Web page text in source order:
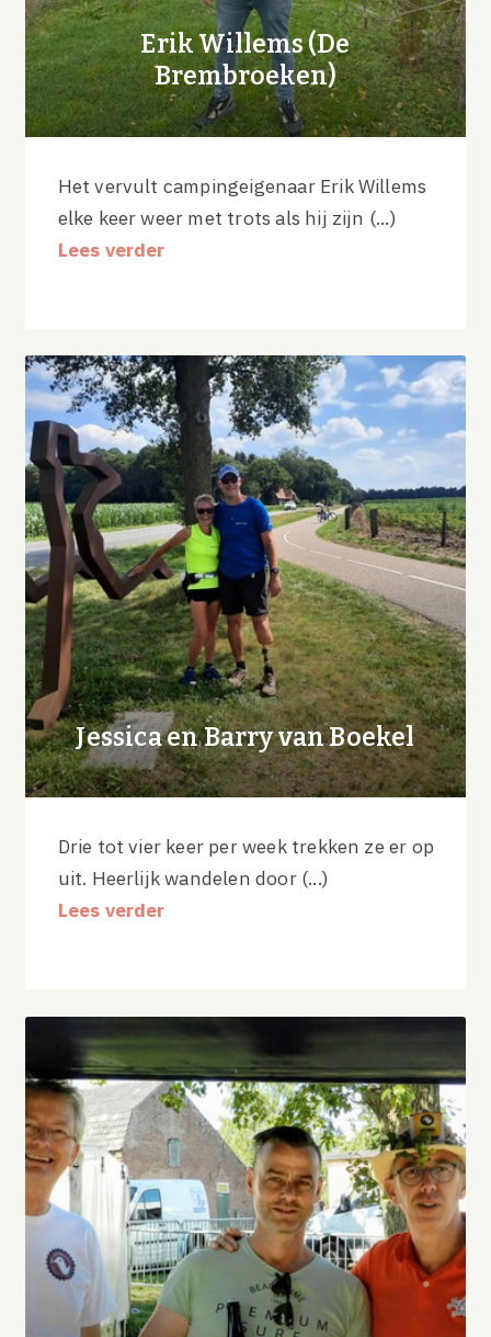
Erik Willems (De
Brembroeken)
Het vervult campingeigenaar Erik Willems
elke keer weer met trots als hij zijn (...)
Lees verder
Jessica en Barry van Boekel
Drie tot vier keer per week trekken ze er op
uit. Heerlijk wandelen door (...)
Lees verder